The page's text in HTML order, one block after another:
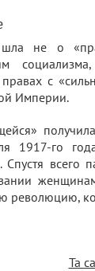
шла не о
с
Империи.
1917-го
Спустя
революцию,
Та